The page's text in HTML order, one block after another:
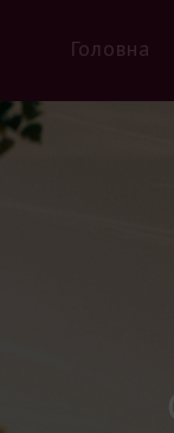
Головна